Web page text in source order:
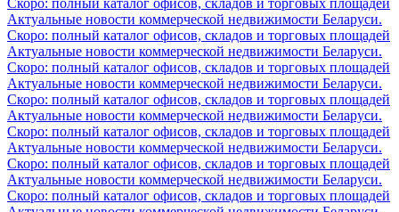
Актуальные новости коммерческой недвижимости Беларуси.
Скоро: полный каталог офисов, складов и торговых площадей
Актуальные новости коммерческой недвижимости Беларуси.
Скоро: полный каталог офисов, складов и торговых площадей
Актуальные новости коммерческой недвижимости Беларуси.
Скоро: полный каталог офисов, складов и торговых площадей
Актуальные новости коммерческой недвижимости Беларуси.
Скоро: полный каталог офисов, складов и торговых площадей
Актуальные новости коммерческой недвижимости Беларуси.
Скоро: полный каталог офисов, складов и торговых площадей
Актуальные новости коммерческой недвижимости Беларуси.
Скоро: полный каталог офисов, складов и торговых площадей